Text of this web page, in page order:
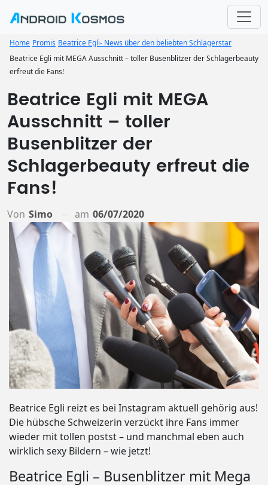
Home Promis Beatrice Egli- News über den beliebten Schlagerstar
Beatrice Egli mit MEGA Ausschnitt – toller Busenblitzer der Schlagerbeauty
erfreut die Fans!
Beatrice Egli mit MEGA
Ausschnitt – toller
Busenblitzer der
Schlagerbeauty erfreut die
Fans!
Von Simo am 06/07/2020
Beatrice Egli reizt es bei Instagram aktuell gehörig aus!
Die hübsche Schweizerin verzückt ihre Fans immer
wieder mit tollen postst – und manchmal eben auch
wirklich sexy Bildern – wie jetzt!
Beatrice Egli – Busenblitzer mit Mega